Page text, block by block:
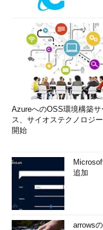
AzureへのOSS環境構築サ
ス、サイオステクノロジ
開始
追加
arrows